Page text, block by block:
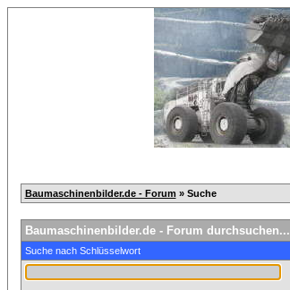
Baumaschinenbilder.de - Forum » Suche
Baumaschinenbilder.de - Forum durchsuchen...
Suche nach Schlüsselwort